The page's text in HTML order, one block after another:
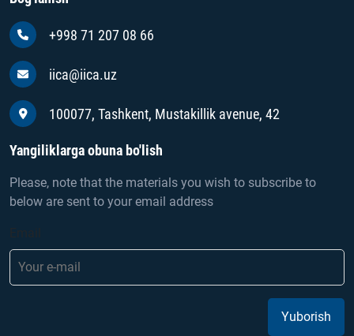
+998 71 207 08 66
iica@iica.uz
100077, Tashkent, Mustakillik avenue, 42
Yangiliklarga obuna bo'lish
Please, note that the materials you wish to subscribe to
below are sent to your email address
Yuborish